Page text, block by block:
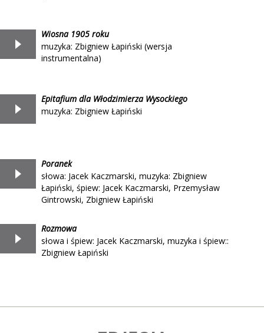
Wiosna 1905 roku
muzyka: Zbigniew Łapiński (wersja
instrumentalna)
Epitafium dla Włodzimierza Wysockiego
muzyka: Zbigniew Łapiński
Poranek
słowa: Jacek Kaczmarski, muzyka: Zbigniew
Łapiński, śpiew: Jacek Kaczmarski, Przemysław
Gintrowski, Zbigniew Łapiński
Rozmowa
słowa i śpiew: Jacek Kaczmarski, muzyka i śpiew::
Zbigniew Łapiński